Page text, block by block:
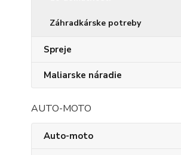
Záhradkárske potreby
Spreje
Maliarske náradie
AUTO-MOTO
Auto-moto